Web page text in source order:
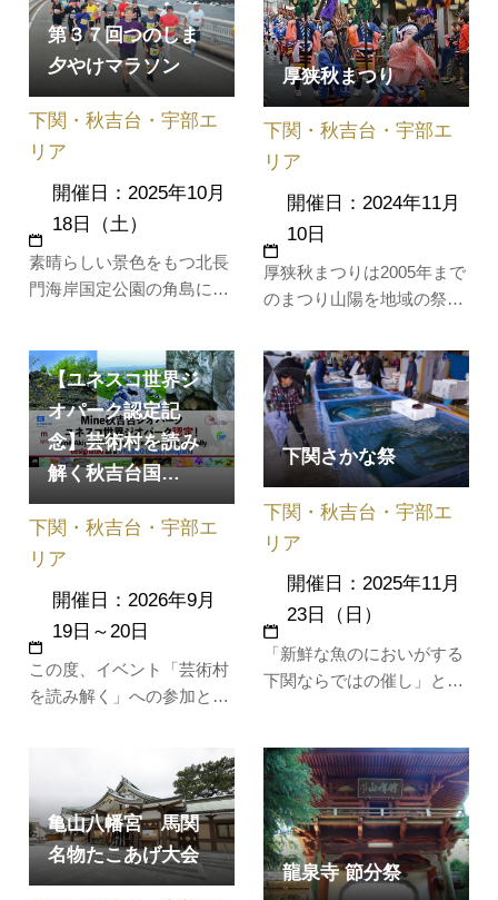
位置しています。この地形
そのものが本公演の舞台と
なります。山口県が直面す
る竹害対策の一環として、
地域で伐採された竹を素材
にした竹…
第３７回つのしま
夕やけマラソン
素晴らしい景色をもつ北長
門海岸国定公園の角島にお
と、記録よりも記憶に残る
ことを目指したマラソン大
会です。ゴール後は日本海
に沈んでいく真っ赤な夕日
をぜひご堪能下さい。１０
キロ、５キロ、５キロペア
部門あり。…
下関・秋吉台・宇部エ
リア
開催日：2025年10月
18日（土）
厚狭秋まつり
厚狭秋まつりは2005年まで
のまつり山陽を地域の祭り
はじめに、伝統のある秋ま
つりとともに、大名行列を
再現した大行司・小行司を
中心に数々のイベントが行
われ、商店街に多くの人々
が集まる地域住民参加型の
活気ある祭です。「古式行
事」 ー…
下関・秋吉台・宇部エ
リア
開催日：2024年11月
10日
【ユネスコ世界ジ
オパーク認定記
念】芸術村を読み
解く秋吉台国…
この度、イベント「芸術村
を読み解く」への参加と芸
意いたしました。1日目は
芸術村でイベントを堪能、
2日目は、中国地方唯一の
電気自動車バスe-Paletteで
ユネスコ世界ジオパークに
下関・秋吉台・宇部エ
リア
開催日：2026年9月
19日～20日
下関さかな祭
「新鮮な魚のにおいがする
下関ならではの催し」とし
介類や水産加工品のほか、
ふく鍋、あんこう鍋などを
販売します。※公共交通機
関をご利用ください。
下関・秋吉台・宇部エ
リア
開催日：2025年11月
23日（日）
亀山八幡宮 馬関
名物たこあげ大会
龍泉寺 節分祭